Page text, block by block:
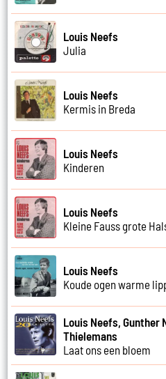
Louis Neefs
Julia
Louis Neefs
Kermis in Breda
Louis Neefs
Kinderen
Louis Neefs
Kleine Fauss grote
Louis Neefs
Koude ogen warme
Louis Neefs, Gunther
Thielemans
Laat ons een bloem